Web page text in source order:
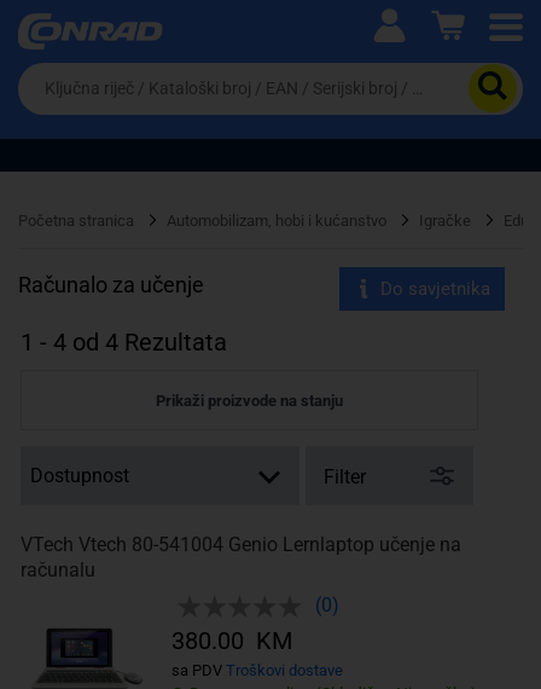
Ova postavka prilagođava asortiman proizvoda i
cijene vašim potrebama.
Da
biste
potražili
proizvod,
unesite
riječ,
EAN
serijski
broj
Početna stranica Automobilizam, hobi i kućanstvo Igračke
Računalo za učenje Do savjetnika
1 - 4 od 4 Rezultata
Prikaži proizvode na stanju
Filter
VTech Vtech 80-541004 Genio Lernlaptop učenje na
računalu
(0)
380.00 KM
sa PDV Troškovi dostave